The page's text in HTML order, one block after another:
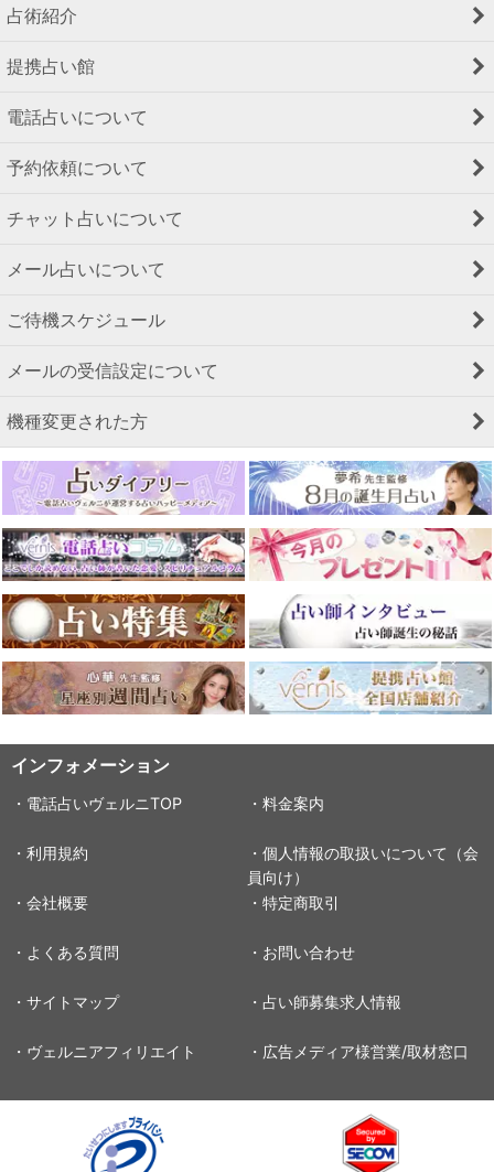
占術紹介
提携占い館
電話占いについて
予約依頼について
チャット占いについて
メール占いについて
ご待機スケジュール
メールの受信設定について
機種変更された方
インフォメーション
・電話占いヴェルニTOP ・料金案内
・利用規約
・個人情報の取扱いについて（会
員向け）
・会社概要
・特定商取引
・よくある質問 ・お問い合わせ
・サイトマップ ・占い師募集求人情報
・ヴェルニアフィリエイト ・広告メディア様営業/取材窓口